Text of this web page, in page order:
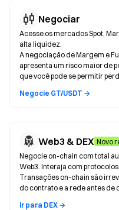
Negociar
Acesse os mercados Spot,
alta liquidez.
A negociação de Margem e
apresenta um risco maior de
que você pode se permitir
Negocie GT/USDT →
Web3 & DEX Novo
Negocie on-chain com total
Web3. Interaja com
Transações on-chain são
do contrato e a rede antes de
Ir para DEX →